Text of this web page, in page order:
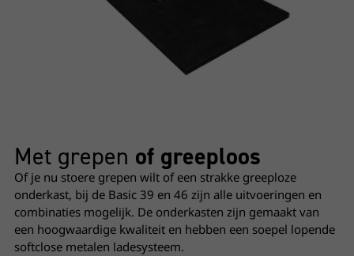
Met grepen of greeploos
Of je nu stoere grepen wilt of een strakke greeploze
onderkast, bij de Basic 39 en 46 zijn alle uitvoeringen en
combinaties mogelijk. De onderkasten zijn gemaakt van
een hoogwaardige kwaliteit en hebben een soepel lopende
softclose metalen ladesysteem.